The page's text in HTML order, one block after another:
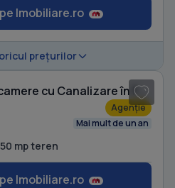
Imobiliare.ro
prețurilor
Casă individuală cu 8 camere cu Canalizare în Fundeni
Agenție
Mai mult de un an
mp teren
Imobiliare.ro